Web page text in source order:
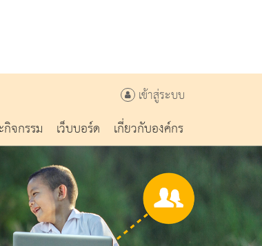
เข้าสู่ระบบ
จกรรม เว็บบอร์ด เกี่ยวกับองค์กร